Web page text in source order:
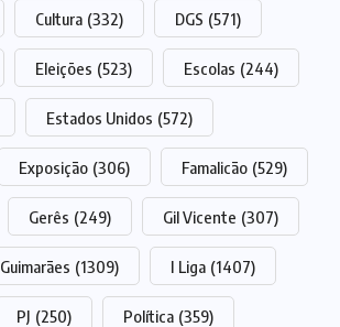
Cultura (332) DGS (571)
Eleições (523) Escolas (244)
Estados Unidos (572)
Exposição (306) Famalicão (529)
Gerês (249) Gil Vicente (307)
Guimarães (1309) I Liga (1407)
PJ (250) Política (359)